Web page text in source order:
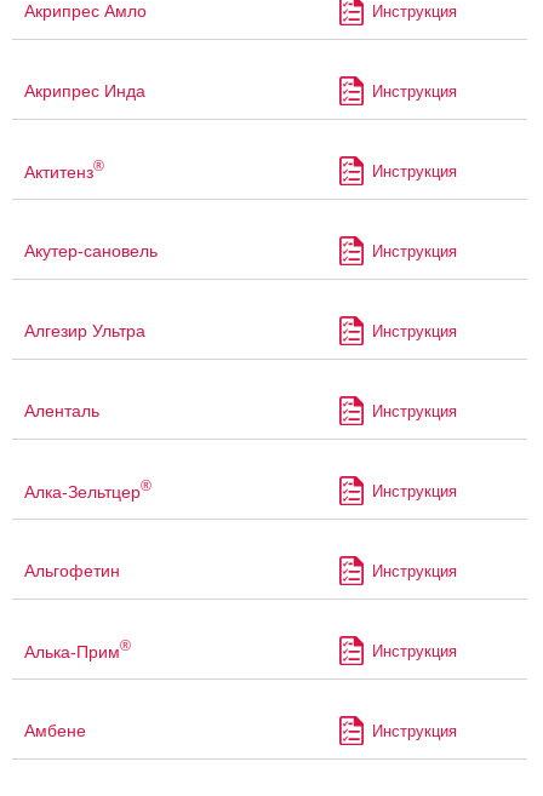
Акрипрес Амло Инструкция
Акрипрес Инда Инструкция
Актитенз® Инструкция
Акутер-сановель Инструкция
Алгезир Ультра Инструкция
Аленталь Инструкция
Алка-Зельтцер® Инструкция
Альгофетин Инструкция
Алька-Прим® Инструкция
Амбене Инструкция